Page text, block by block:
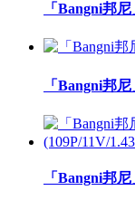
「Bangni邦
「Bangni邦
「Bangni邦